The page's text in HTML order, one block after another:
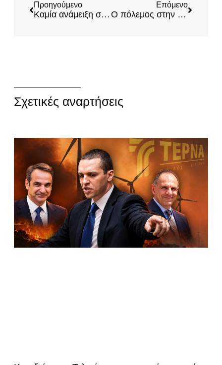
Προηγούμενο
Καμία ανάμειξη στον πόλεμο των μεγάλων
Επόμενο
Ο πόλεμος στην Ουκρανία και το Αληθινό Ελληνικό Εθνικό Συμφέρον
Σχετικές αναρτήσεις